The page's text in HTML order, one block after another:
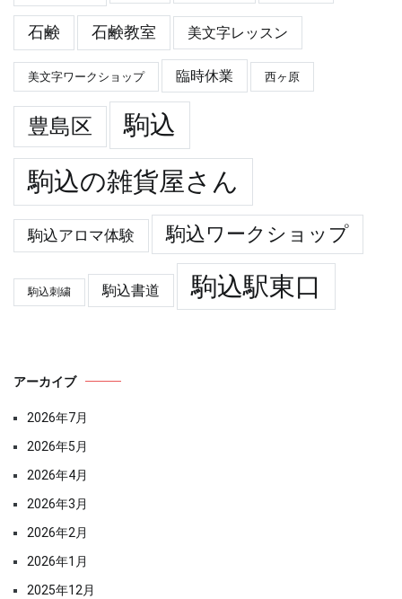
石鹸 石鹸教室 美文字レッスン
美文字ワークショップ 臨時休業 西ヶ原
豊島区
駒込
駒込の雑貨屋さん
駒込アロマ体験 駒込ワークショップ
駒込刺繍 駒込書道 駒込駅東口
アーカイブ
2026年7月
2026年5月
2026年4月
2026年3月
2026年2月
2026年1月
2025年12月